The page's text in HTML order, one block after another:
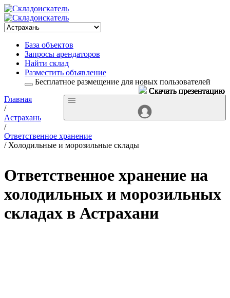
База объектов
Запросы арендаторов
Найти склад
Разместить объявление
Бесплатное размещение для новых пользователей
Главная
/
Астрахань
/
Ответственное хранение
/ Холодильные и морозильные склады
Ответственное хранение на
холодильных и морозильных
складах в Астрахани
Скачать презентацию
Скачать презентацию
Скачать презентацию
Скачать презентацию
Скачать презентацию